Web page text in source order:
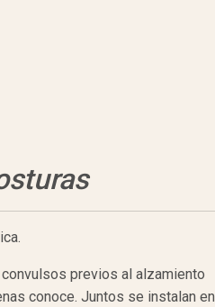
previos al alzamiento
conoce. Juntos se instalan en